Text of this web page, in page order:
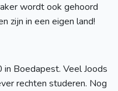
wordt ook gehoord
zijn in een eigen land!
Boedapest. Veel Joods
rechten studeren. Nog